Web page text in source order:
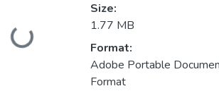
Loading...
Size:
1.77 MB
Format:
Adobe Portable
Format